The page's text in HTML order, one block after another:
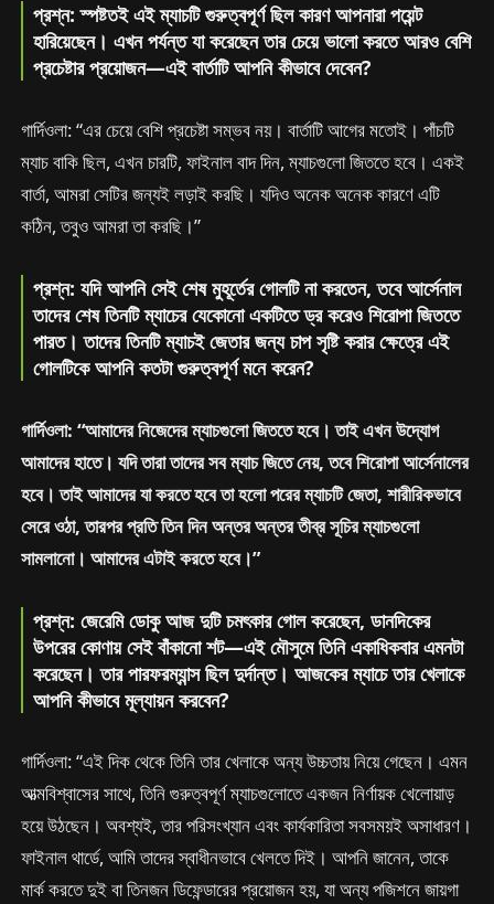
প্রশ্ন: স্পষ্টতই এই ম্যাচটি গুরুত্বপূর্ণ ছিল কারণ আপনারা পয়েন্ট
হারিয়েছেন। এখন পর্যন্ত যা করেছেন তার চেয়ে ভালো করতে আরও বেশি
প্রচেষ্টার প্রয়োজন—এই বার্তাটি আপনি কীভাবে দেবেন?
গার্দিওলা: “এর চেয়ে বেশি প্রচেষ্টা সম্ভব নয়। বার্তাটি আগের মতোই। পাঁচটি
ম্যাচ বাকি ছিল, এখন চারটি, ফাইনাল বাদ দিন, ম্যাচগুলো জিততে হবে। একই
বার্তা, আমরা সেটির জন্যই লড়াই করছি। যদিও অনেক অনেক কারণে এটি
কঠিন, তবুও আমরা তা করছি।”
প্রশ্ন: যদি আপনি সেই শেষ মুহূর্তের গোলটি না করতেন, তবে আর্সেনাল
তাদের শেষ তিনটি ম্যাচের যেকোনো একটিতে ড্র করেও শিরোপা জিততে
পারত। তাদের তিনটি ম্যাচই জেতার জন্য চাপ সৃষ্টি করার ক্ষেত্রে এই
গোলটিকে আপনি কতটা গুরুত্বপূর্ণ মনে করেন?
গার্দিওলা: “আমাদের নিজেদের ম্যাচগুলো জিততে হবে। তাই এখন উদ্যোগ
আমাদের হাতে। যদি তারা তাদের সব ম্যাচ জিতে নেয়, তবে শিরোপা আর্সেনালের
হবে। তাই আমাদের যা করতে হবে তা হলো পরের ম্যাচটি জেতা, শারীরিকভাবে
সেরে ওঠা, তারপর প্রতি তিন দিন অন্তর অন্তর তীব্র সূচির ম্যাচগুলো
সামলানো। আমাদের এটাই করতে হবে।”
প্রশ্ন: জেরেমি ডোকু আজ দুটি চমৎকার গোল করেছেন, ডানদিকের
উপরের কোণায় সেই বাঁকানো শট—এই মৌসুমে তিনি একাধিকবার এমনটা
করেছেন। তার পারফরম্যান্স ছিল দুর্দান্ত। আজকের ম্যাচে তার খেলাকে
আপনি কীভাবে মূল্যায়ন করবেন?
গার্দিওলা: “এই দিক থেকে তিনি তার খেলাকে অন্য উচ্চতায় নিয়ে গেছেন। এমন
আত্মবিশ্বাসের সাথে, তিনি গুরুত্বপূর্ণ ম্যাচগুলোতে একজন নির্ণায়ক খেলোয়াড়
হয়ে উঠছেন। অবশ্যই, তার পরিসংখ্যান এবং কার্যকারিতা সবসময়ই অসাধারণ।
ফাইনাল থার্ডে, আমি তাদের স্বাধীনভাবে খেলতে দিই। আপনি জানেন, তাকে
মার্ক করতে দুই বা তিনজন ডিফেন্ডারের প্রয়োজন হয়, যা অন্য পজিশনে জায়গা